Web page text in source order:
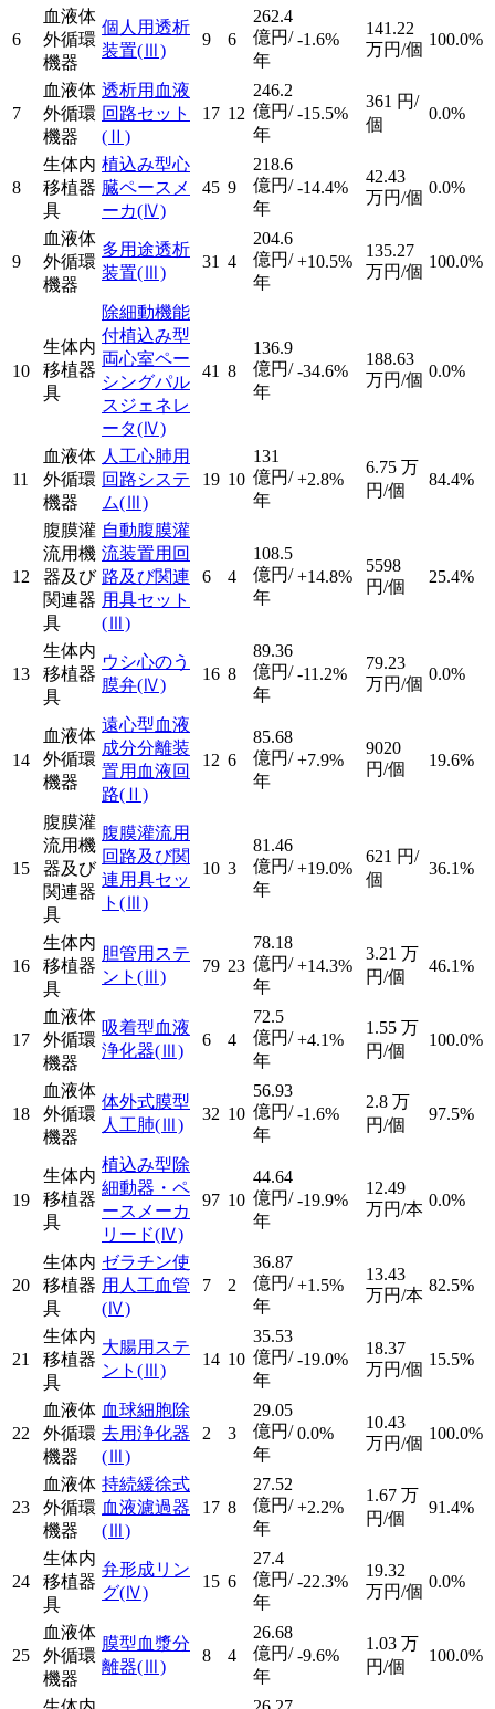
6
血液体
外循環
機器
個人用透析
装置(Ⅲ)
9 6
262.4
億円/
年
-1.6%
141.22
万円/個
100.0%
7
血液体
外循環
機器
透析用血液
回路セット
(Ⅱ)
17 12
246.2
億円/
年
-15.5%
361 円/
個
0.0%
8
生体内
移植器
具
植込み型心
臓ペースメ
ーカ(Ⅳ)
45 9
218.6
億円/
年
-14.4%
42.43
万円/個
0.0%
9
血液体
外循環
機器
多用途透析
装置(Ⅲ)
31 4
204.6
億円/
年
+10.5%
135.27
万円/個
100.0%
10
生体内
移植器
具
除細動機能
付植込み型
両心室ペー
シングパル
スジェネレ
ータ(Ⅳ)
41 8
136.9
億円/
年
-34.6%
188.63
万円/個 0.0%
11
血液体
外循環
機器
人工心肺用
回路システ
ム(Ⅲ)
19 10
131
億円/
年
+2.8%
6.75 万
円/個
84.4%
12
腹膜灌
流用機
器及び
関連器
具
自動腹膜灌
流装置用回
路及び関連
用具セット
(Ⅲ)
6 4
108.5
億円/
年
+14.8%
5598
円/個
25.4%
13
生体内
移植器
具
ウシ心のう
膜弁(Ⅳ)
16 8
89.36
億円/
年
-11.2%
79.23
万円/個
0.0%
14
血液体
外循環
機器
遠心型血液
成分分離装
置用血液回
路(Ⅱ)
12 6
85.68
億円/
年
+7.9%
9020
円/個
19.6%
15
腹膜灌
流用機
器及び
関連器
具
腹膜灌流用
回路及び関
連用具セッ
ト (Ⅲ)
10 3
81.46
億円/
年
+19.0%
621 円/
個
36.1%
16
生体内
移植器
具
胆管用ステ
ント (Ⅲ)
79 23
78.18
億円/
年
+14.3%
3.21 万
円/個
46.1%
17
血液体
外循環
機器
吸着型血液
浄化器(Ⅲ)
6 4
72.5
億円/
年
+4.1%
1.55 万
円/個
100.0%
18
血液体
外循環
機器
体外式膜型
人工肺(Ⅲ)
32 10
56.93
億円/
年
-1.6%
2.8 万
円/個
97.5%
19
生体内
移植器
具
植込み型除
細動器・ペ
ースメーカ
リード(Ⅳ)
97 10
44.64
億円/
年
-19.9%
12.49
万円/本 0.0%
20
生体内
移植器
具
ゼラチン使
用人工血管
(Ⅳ)
7 2
36.87
億円/
年
+1.5%
13.43
万円/本
82.5%
21
生体内
移植器
具
大腸用ステ
ント (Ⅲ)
14 10
35.53
億円/
年
-19.0%
18.37
万円/個
15.5%
22
血液体
外循環
機器
血球細胞除
去用浄化器
(Ⅲ)
2 3
29.05
億円/
年
0.0%
10.43
万円/個
100.0%
23
血液体
外循環
機器
持続緩徐式
血液濾過器
(Ⅲ)
17 8
27.52
億円/
年
+2.2%
1.67 万
円/個
91.4%
24
生体内
移植器
具
弁形成リン
グ(Ⅳ)
15 6
27.4
億円/
年
-22.3%
19.32
万円/個
0.0%
25
血液体
外循環
機器
膜型血漿分
離器(Ⅲ)
8 4
26.68
億円/
年
-9.6%
1.03 万
円/個
100.0%